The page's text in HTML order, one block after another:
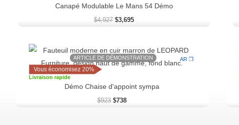
Canapé Modulable Le Mans 54 Démo
$4,927 $3,695
Vous économisez 20%
ARTICLE DE DÉMONSTRATION AR ❒
Livraison rapide
Démo Chaise d'appoint sympa
$923
Le
prix
initial
$738
prix
actuel